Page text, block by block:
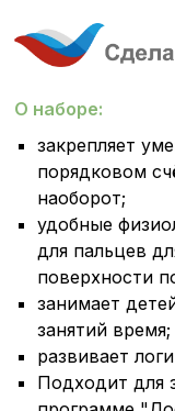
О наборе:
закрепляет
порядковом
наоборот;
удобные
для пальцев
поверхности
занимает
занятий время;
развивает
Подходит для